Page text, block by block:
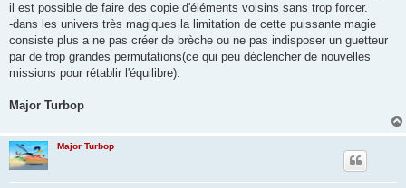
il est possible de faire des copie d'éléments voisins sans trop forcer.
-dans les univers très magiques la limitation de cette puissante magie
consiste plus a ne pas créer de brèche ou ne pas indisposer un guetteur
par de trop grandes permutations(ce qui peu déclencher de nouvelles
missions pour rétablir l'équilibre).
Major Turbop
Major Turbop